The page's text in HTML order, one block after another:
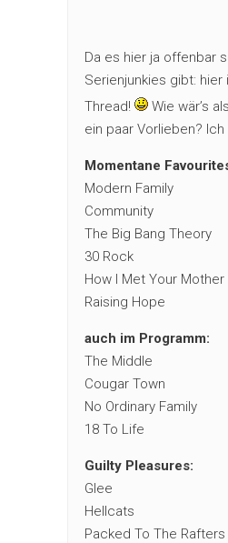
Da es hier ja offenbar
Serienjunkies gibt: hier
Thread!
Wie wär’s
ein paar Vorlieben?
Momentane
Modern Family
Community
The Big Bang Theory
30 Rock
How I Met Your Mother
Raising Hope
auch im Programm:
The Middle
Cougar Town
No Ordinary Family
18 To Life
Guilty Pleasures:
Glee
Hellcats
Packed To The Rafters